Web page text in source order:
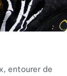
entourer de